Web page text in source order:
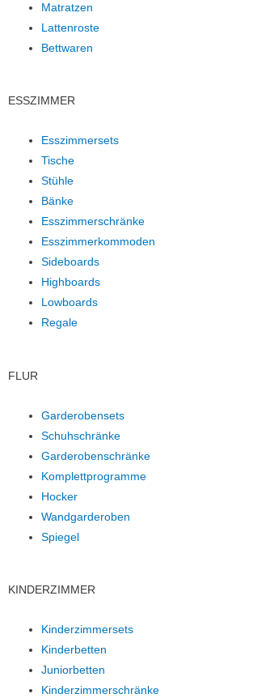
Matratzen
Lattenroste
Bettwaren
ESSZIMMER
Esszimmersets
Tische
Stühle
Bänke
Esszimmerschränke
Esszimmerkommoden
Sideboards
Highboards
Lowboards
Regale
FLUR
Garderobensets
Schuhschränke
Garderobenschränke
Komplettprogramme
Hocker
Wandgarderoben
Spiegel
KINDERZIMMER
Kinderzimmersets
Kinderbetten
Juniorbetten
Kinderzimmerschränke